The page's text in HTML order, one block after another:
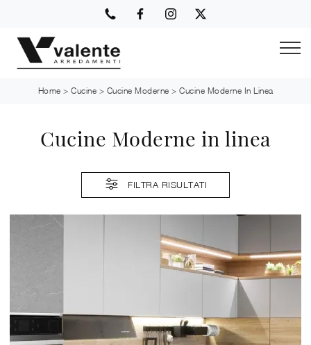
Home > Cucine > Cucine Moderne > Cucine Moderne In Linea
Cucine Moderne in linea
FILTRA RISULTATI